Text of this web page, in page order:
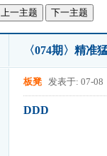
上一主题 下一主题
〈074期〉精准
板凳 发表于: 07-08
DDD